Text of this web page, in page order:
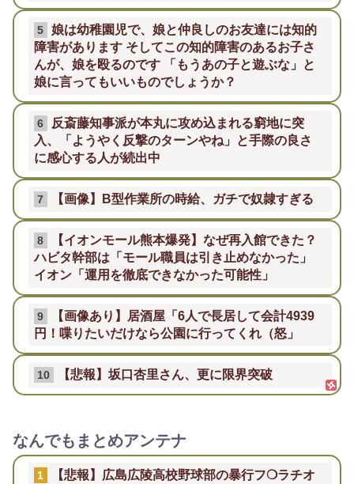
5
娘は幼稚園児で、娘と仲良しのお友達には知的
障害があります そしてこの知的障害のあるお子さ
んが、娘を殴るのです 「もうあの子と遊ぶな」と
娘に言ってもいいものでしょうか？
6
反斎藤知事派が本丸に攻め込まれる窮地に突
入、「ようやく反撃のターンやね」と手際の良さ
に感心する人が続出中
7 【画像】B型作業所の時給、ガチで奴隷すぎる
8
【イオンモール熊本爆発】なぜ再入館できた？
ハビタ幹部は「モール職員は引き止めなかった」
イオン「運用を徹底できなかった可能性」
9
【画像あり】居酒屋「6人で長居して会計4939
円！喋りたいだけなら公園に行ってくれ（怒」
10 【悲報】坂口杏里さん、更に限界突破
なんでもまとめアンテナ
1
【悲報】広島広陵高校野球部の暴行フ❍ラチオ